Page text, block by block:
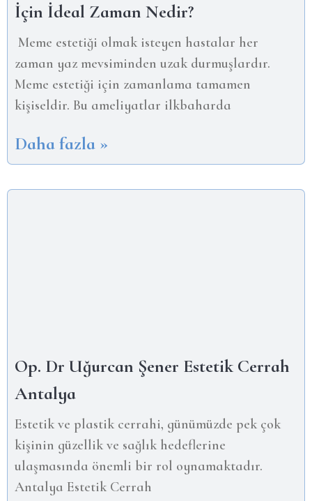
İçin İdeal Zaman Nedir?
Meme estetiği olmak isteyen hastalar her
zaman yaz mevsiminden uzak durmuşlardır.
Meme estetiği için zamanlama tamamen
kişiseldir. Bu ameliyatlar ilkbaharda
Daha fazla »
Op. Dr Uğurcan Şener Estetik Cerrah
Antalya
Estetik ve plastik cerrahi, günümüzde pek çok
kişinin güzellik ve sağlık hedeflerine
ulaşmasında önemli bir rol oynamaktadır.
Antalya Estetik Cerrah